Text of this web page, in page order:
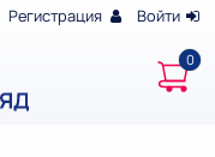
Регистрация Войти